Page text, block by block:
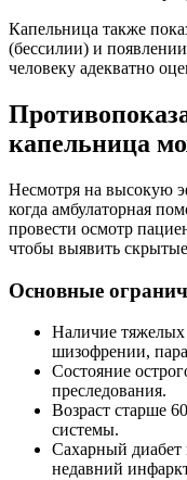
Капельница также
(бессилии) и
человеку адекватно
капельница
Несмотря на высокую
когда амбулаторная
провести осмотр
чтобы выявить
Основные
Наличие тяжелых
шизофрении,
Состояние
преследования.
Возраст старше
системы.
Сахарный диабет
недавний